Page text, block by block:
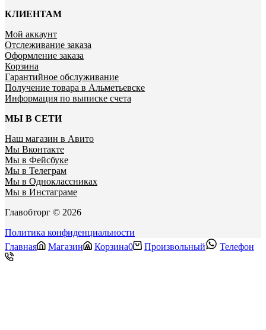
КЛИЕНТАМ
Мой аккаунт
Отслеживание заказа
Оформление заказа
Корзина
Гарантийное обслуживание
Получение товара в Альметьевске
Информация по выписке счета
МЫ В СЕТИ
Наш магазин в Авито
Мы Вконтакте
Мы в Фейсбуке
Мы в Телеграм
Мы в Одноклассниках
Мы в Инстаграме
Главобторг © 2026
Политика конфиденциальности
Главная
Магазин Корзина0 Произвольный Телефон